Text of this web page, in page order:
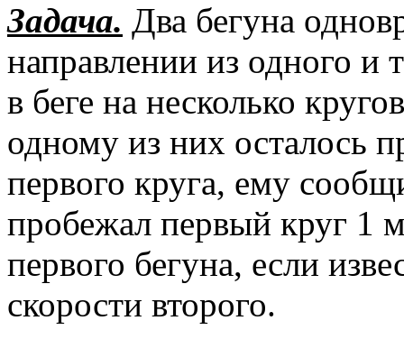
Задача. Два бегуна
направлении из одного и
в беге на несколько
одному из них осталось
первого круга, ему
пробежал первый круг 1
первого бегуна, если
скорости второго.